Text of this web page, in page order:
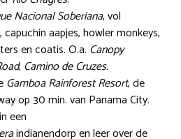
Nacional Soberiana, vol
aapjes, howler monkeys,
en coatis. O.a. Canopy
, Camino de Cruzes.
Gamboa Rainforest Resort, de
op 30 min. van Panama City.
een
indianendorp en leer over de